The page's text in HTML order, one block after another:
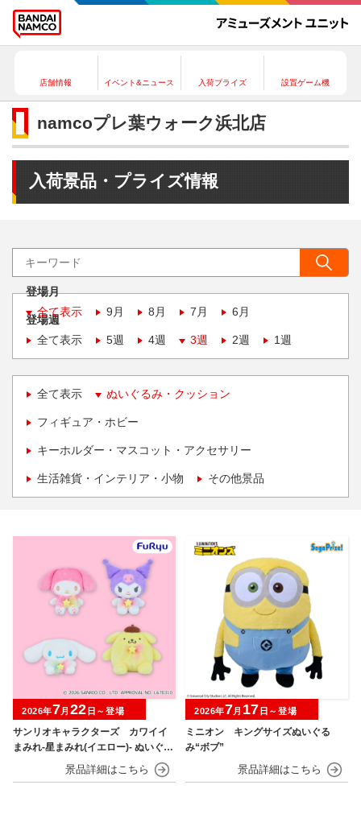
店舗情報 イベント&ニュース 入荷プライズ 設置ゲーム機
namcoプレ葉ウォーク浜北店
入荷景品・プライズ情報
登場月
全て表示
9月 8月 7月 6月
登場週
全て表示
5週 4週 3週 2週 1週
全て表示 ぬいぐるみ・クッション
フィギュア・ホビー
キーホルダー・マスコット・アクセサリー
生活雑貨・インテリア・小物 その他景品
サンリオキャラクターズ カワイイ
まみれ-星まみれ(イエロー)- ぬいぐる
2026年7月 22 日～登場
ミニオン キングサイズぬいぐる
み“ボブ”
2026年7月 17 日～登場